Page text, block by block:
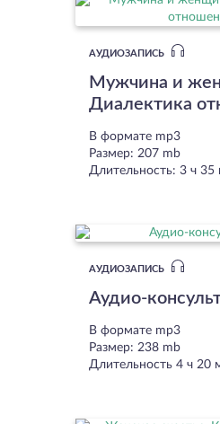
АУДИОЗАПИСЬ
Мужчина и
Диалектика
В формате mp3
Размер: 207 mb
Длительность: 3 ч 35
АУДИОЗАПИСЬ
Аудио-
В формате mp3
Размер: 238 mb
Длительность 4 ч 20